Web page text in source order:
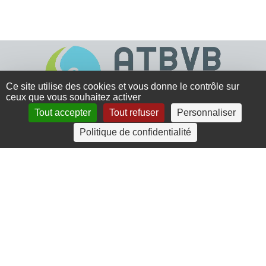
4 rue Crec’h-Ugen
22810 Belle Isle en Terre
Ce site utilise des cookies et vous donne le contrôle sur
ceux que vous souhaitez activer
Tout accepter
Tout refuser
Personnaliser
Politique de confidentialité